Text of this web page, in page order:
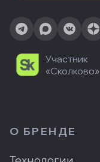
Участник
«Сколково»
О БРЕНДЕ